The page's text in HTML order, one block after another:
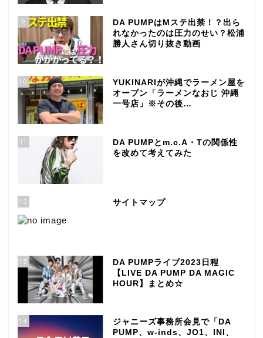
9
DA PUMPはMステ出禁！？出ら
れなかったのは圧力のせい？松浦
勝人さん切り抜き動画
10
YUKINARIが沖縄でラーメン屋を
オープン「ラーメンなおじ 沖縄
一号店」※その後…
11
DA PUMPとm.c.A・Tの関係性
を改めて考えてみた
12 サイトマップ
13
DA PUMPライブ2023日程
【LIVE DA PUMP DA MAGIC
HOUR】まとめ☆
14
ジャニーズ事務所会見で「DA
PUMP、w-inds、JO1、INI、